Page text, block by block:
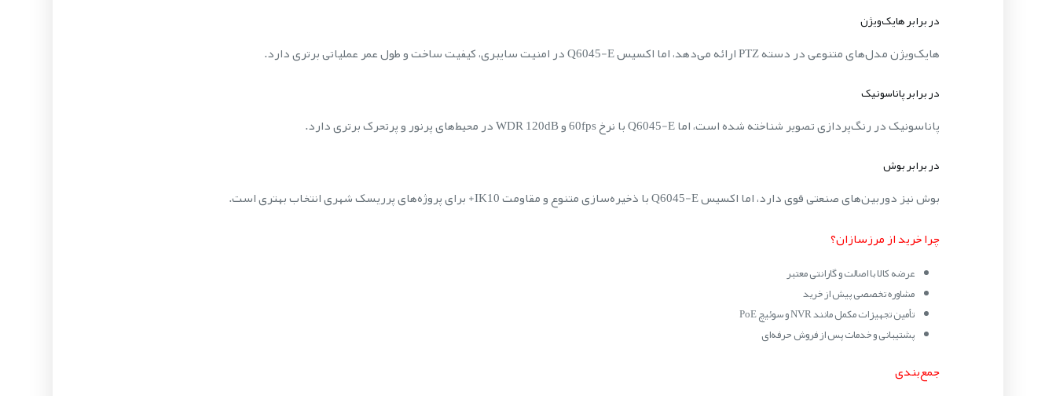
در برابر هایک‌ویژن
هایک‌ویژن مدل‌های متنوعی در دسته PTZ ارائه می‌دهد، اما اکسیس Q6045-E در امنیت سایبری، کیفیت ساخت و طول عمر عملیاتی برتری دارد.
در برابر پاناسونیک
پاناسونیک در رنگ‌پردازی تصویر شناخته شده است، اما Q6045-E با نرخ 60fps و WDR 120dB در محیط‌های پرنور و پرتحرک برتری دارد.
در برابر بوش
بوش نیز دوربین‌های صنعتی قوی دارد، اما اکسیس Q6045-E با ذخیره‌سازی متنوع و مقاومت IK10+ برای پروژه‌های پرریسک شهری انتخاب بهتری است.
چرا خرید از مرزسازان؟
عرضه کالا با اصالت و گارانتی معتبر
مشاوره تخصصی پیش از خرید
تأمین تجهیزات مکمل مانند NVR و سوئیچ PoE
پشتیبانی و خدمات پس از فروش حرفه‌ای
جمع‌بندی